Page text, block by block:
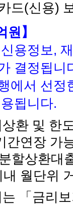
드(신용)
원】
용정보,
결정됩니
에서 선정
됩니다.
환 및 한
간연장 가
할상환대
내 월단위
「금리